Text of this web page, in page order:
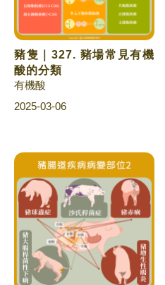
豬隻｜327. 豬場常見有機
酸的分類
有機酸
2025-03-06